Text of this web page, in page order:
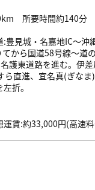
所要時間約140分
豊見城・名嘉地IC～沖
から国道58号線～道
護東道路を進む。伊
ら直進、宜名真(ぎな
折。
運賃:約33,000円(高速